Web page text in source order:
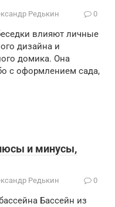
Редькин 0
влияют личные
дизайна и
домика. Она
с оформлением сада,
и минусы,
Редькин 0
Бассейн из